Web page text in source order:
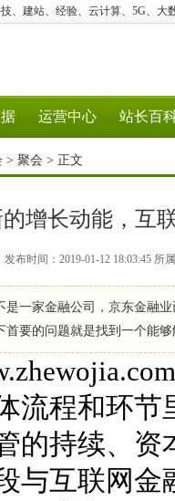
、建站、经验、云计算、5G、大
运营中心 站长百
> 聚会 > 正文
增长动能，互
发布时间：2019-01-12 18:03:45
是一家金融公司，京东金融
要的问题就是找到一个能
流程和环
的持续、
与互联网